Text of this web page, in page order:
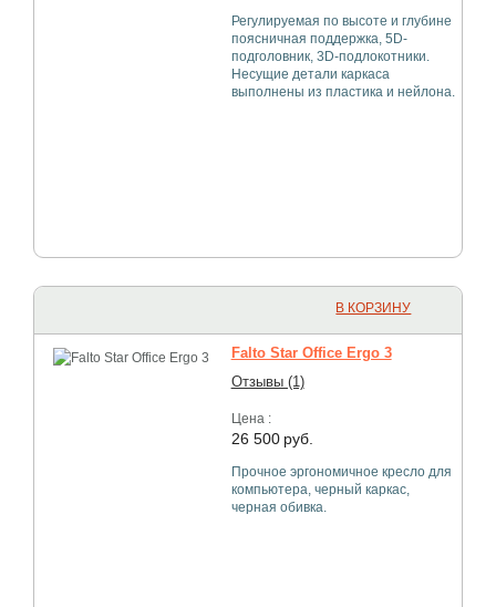
Регулируемая по высоте и глубине
поясничная поддержка, 5D-
подголовник, 3D-подлокотники.
Несущие детали каркаса
выполнены из пластика и нейлона.
В КОРЗИНУ
Falto Star Office Ergo 3
Отзывы (1)
Цена :
26 500 руб.
Прочное эргономичное кресло для
компьютера, черный каркас,
черная обивка.